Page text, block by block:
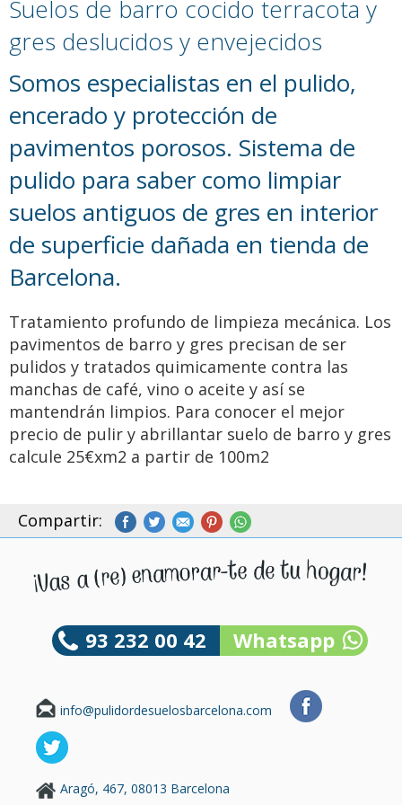
Suelos de barro cocido terracota y
gres deslucidos y envejecidos
Somos especialistas en el pulido,
encerado y protección de
pavimentos porosos. Sistema de
pulido para saber como limpiar
suelos antiguos de gres en interior
de superficie dañada en tienda de
Barcelona.
Tratamiento profundo de limpieza mecánica. Los
pavimentos de barro y gres precisan de ser
pulidos y tratados quimicamente contra las
manchas de café, vino o aceite y así se
mantendrán limpios. Para conocer el mejor
precio de pulir y abrillantar suelo de barro y gres
calcule 25€xm2 a partir de 100m2
Compartir:
93 232 00 42 Whatsapp
info@pulidordesuelosbarcelona.com
Aragó, 467, 08013 Barcelona